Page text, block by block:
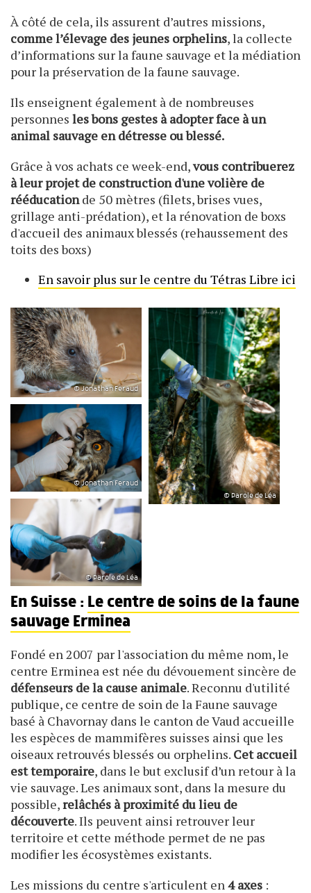
À côté de cela, ils assurent d’autres missions,
comme l’élevage des jeunes orphelins, la collecte
d’informations sur la faune sauvage et la médiation
pour la préservation de la faune sauvage.
Ils enseignent également à de nombreuses
personnes les bons gestes à adopter face à un
animal sauvage en détresse ou blessé.
Grâce à vos achats ce week-end,vous contribuerez
à leur projet de construction d'une volière de
rééducationde 50 mètres (filets, brises vues,
grillage anti-prédation), et la rénovation de boxs
d'accueil des animaux blessés (rehaussement des
toits des boxs)
En savoir plus sur le centre du Tétras Libre ici
© Jonathan Feraud
© Parole de Léa
© Jonathan Feraud
© Parole de Léa
En Suisse : Le centre de soins de la faune
sauvage Erminea
Fondé en 2007 par l'association du même nom, le
centre Erminea est née du dévouement sincère de
défenseurs de la cause animale. Reconnu d'utilité
publique, ce centre de soin de la Faune sauvage
basé à Chavornay dans le canton de Vaud accueille
les espèces de mammifères suisses ainsi que les
oiseaux retrouvés blessés ou orphelins. Cet accueil
est temporaire, dans le but exclusif d’un retour à la
vie sauvage. Les animaux sont, dans la mesure du
possible,relâchés à proximité du lieu de
découverte. Ils peuvent ainsi retrouver leur
territoire et cette méthode permet de ne pas
modifier les écosystèmes existants.
Les missions du centre s'articulent en4 axes :